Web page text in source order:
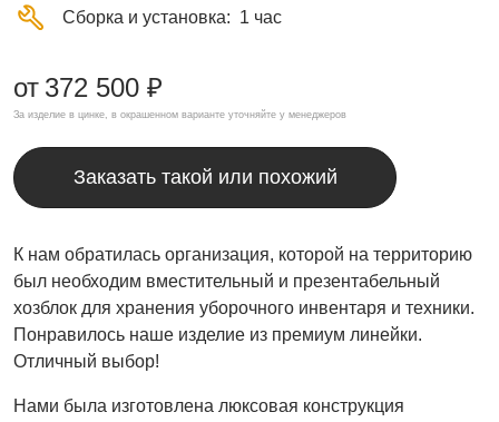
Сборка и установка 1 час
от 372 500 ₽
За изделие в цинке, в окрашенном варианте уточняйте у менеджеров
Заказать такой или похожий
К нам обратилась организация, которой на территорию
был необходим вместительный и презентабельный
хозблок для хранения уборочного инвентаря и техники.
Понравилось наше изделие из премиум линейки.
Отличный выбор!
Нами была изготовлена люксовая конструкция